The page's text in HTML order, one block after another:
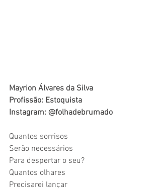
Mayrion Álvares da Silva
Profissão: Estoquista
Instagram: @folhadebrumado
Quantos sorrisos
Serão necessários
Para despertar o seu?
Quantos olhares
Precisarei lançar